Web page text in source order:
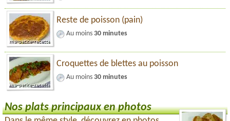
Reste de poisson (pain)
Au moins 30 minutes
Croquettes de blettes au poisson
Au moins 30 minutes
Nos plats principaux en photos